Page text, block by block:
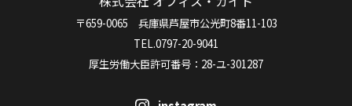
〒659-0065 兵庫県芦屋市公光町8番11-103
TEL.0797-20-9041
厚生労働大臣許可番号：28-ユ-301287